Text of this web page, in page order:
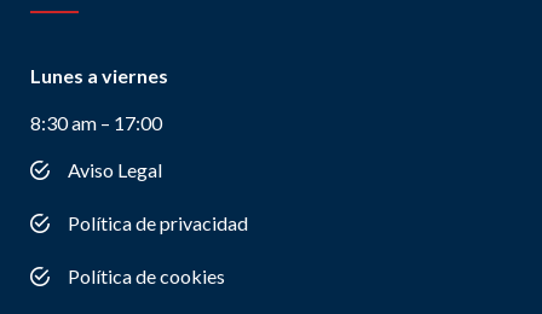
Lunes a viernes
8:30 am – 17:00
Aviso Legal
Política de privacidad
Política de cookies